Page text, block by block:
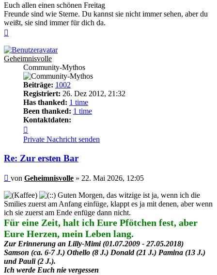
Euch allen einen schönen Freitag
Freunde sind wie Sterne. Du kannst sie nicht immer sehen, aber du
weißt, sie sind immer für dich da.
Geheimnisvolle
Community-Mythos
Beiträge: 1002
Registriert: 26. Dez 2012, 21:32
Has thanked: 1 time
Been thanked: 1 time
Kontaktdaten:
von
Geheimnisvolle
Private Nachricht senden
Re: Zur ersten Bar
Beitrag
von Geheimnisvolle » 22. Mai 2026, 12:05
Guten Morgen, das witzige ist ja, wenn ich die
Smilies zuerst am Anfang einfüge, klappt es ja mit denen, aber wenn
ich sie zuerst am Ende enfüge dann nicht.
Für eine Zeit, halt ich Eure Pfötchen fest, aber
Eure Herzen, mein Leben lang.
Zur Erinnerung an Lilly-Mimi (01.07.2009 - 27.05.2018)
Samson (ca. 6-7 J.) Othello (8 J.) Donald (21 J.) Pamina (13 J.)
und Pauli (2 J.).
Ich werde Euch nie vergessen